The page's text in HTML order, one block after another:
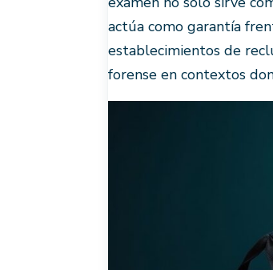
actúa como garantía
establecimientos de
forense en contextos